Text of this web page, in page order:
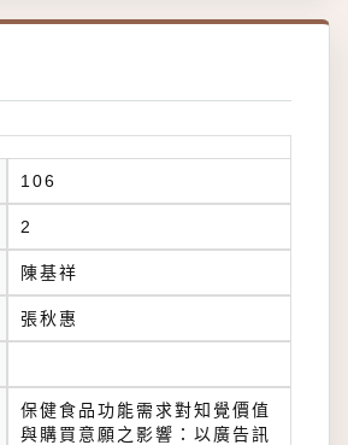
106
2
陳基祥
張秋惠
保健食品功能需求對知覺價值
與購買意願之影響：以廣告訊